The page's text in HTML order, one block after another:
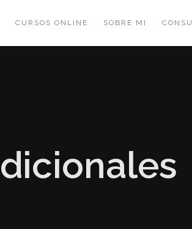
CURSOS ONLINE SOBRE MI